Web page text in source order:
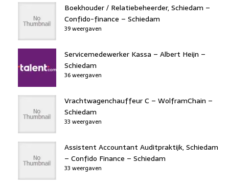
Boekhouder / Relatiebeheerder, Schiedam –
Confido-finance – Schiedam
39 weergaven
Servicemedewerker Kassa – Albert Heijn –
Schiedam
36 weergaven
Vrachtwagenchauffeur C – WolframChain –
Schiedam
33 weergaven
Assistent Accountant Auditpraktijk, Schiedam
– Confido Finance – Schiedam
33 weergaven